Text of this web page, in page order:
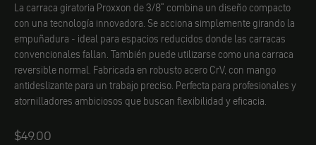
La carraca giratoria Proxxon de 3/8" combina un diseño compacto
con una tecnología innovadora. Se acciona simplemente girando la
empuñadura - ideal para espacios reducidos donde las carracas
convencionales fallan. También puede utilizarse como una carraca
reversible normal. Fabricada en robusto acero CrV, con mango
antideslizante para un trabajo preciso. Perfecta para profesionales y
atornilladores ambiciosos que buscan flexibilidad y eficacia.
Angebot
$49.00